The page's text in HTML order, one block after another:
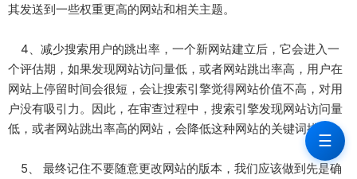
其发送到一些权重更高的网站和相关主题。
4、减少搜索用户的跳出率，一个新网站建立后，它会进入一
个评估期，如果发现网站访问量低，或者网站跳出率高，用户在
网站上停留时间会很短，会让搜索引擎觉得网站价值不高，对用
户没有吸引力。因此，在审查过程中，搜索引擎发现网站访问量
低，或者网站跳出率高的网站，会降低这种网站的关键词排名。
5、 最终记住不要随意更改网站的版本，我们应该做到先是确
☰